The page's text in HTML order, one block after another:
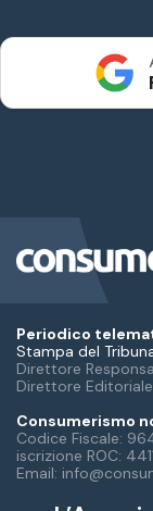
Periodico
Stampa del
Direttore
Direttore
Consumerismo
Codice Fiscale:
iscrizione ROC:
Email: